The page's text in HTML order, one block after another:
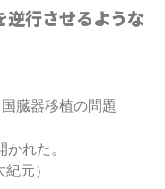
逆行させるような
臓器移植の問題
れた。
元）